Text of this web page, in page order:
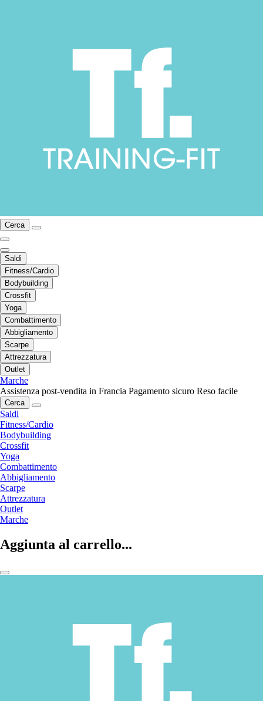
Cerca
Saldi
Fitness/Cardio
Bodybuilding
Crossfit
Yoga
Combattimento
Abbigliamento
Scarpe
Attrezzatura
Outlet
Marche
Assistenza post-vendita in Francia Pagamento sicuro Reso facile
Cerca
Saldi
Fitness/Cardio
Bodybuilding
Crossfit
Yoga
Combattimento
Abbigliamento
Scarpe
Attrezzatura
Outlet
Marche
Aggiunta al carrello...